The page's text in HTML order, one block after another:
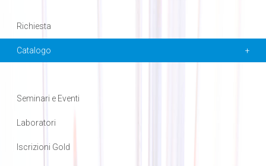
Richiesta
Catalogo
Seminari e Eventi
Laboratori
Iscrizioni Gold